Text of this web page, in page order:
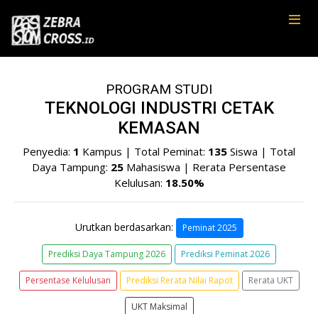
PROGRAM STUDI
TEKNOLOGI INDUSTRI CETAK
KEMASAN
Penyedia: 1 Kampus | Total Peminat: 135 Siswa | Total
Daya Tampung: 25 Mahasiswa | Rerata Persentase
Kelulusan: 18.50%
Urutkan berdasarkan: Peminat 2025
Prediksi Daya Tampung 2026 Prediksi Peminat 2026
Persentase Kelulusan Prediksi Rerata Nilai Rapot Rerata UKT
UKT Maksimal